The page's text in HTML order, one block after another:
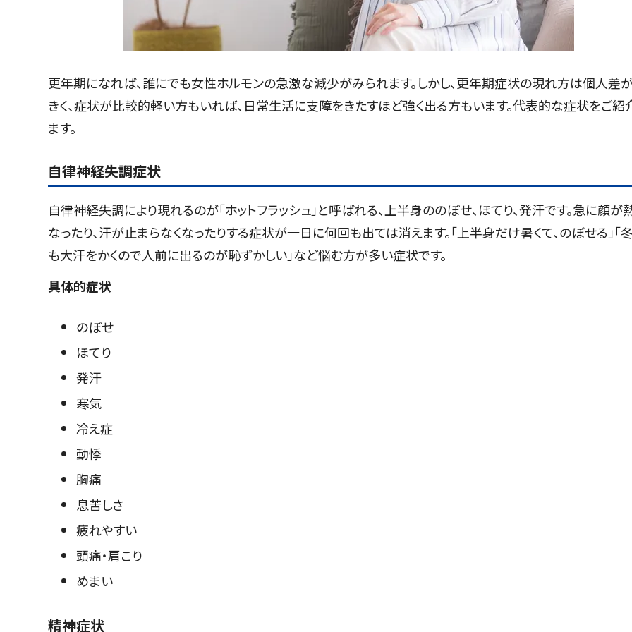
更年期になれば、誰にでも女性ホルモンの急激な減少がみられます。しかし、更年期症状の現れ方は個人差
きく、症状が比較的軽い方もいれば、日常生活に支障をきたすほど強く出る方もいます。代表的な症状をご紹
ます。
自律神経失調症状
自律神経失調により現れるのが「ホットフラッシュ」と呼ばれる、上半身ののぼせ、ほてり、発汗です。急に顔が
なったり、汗が止まらなくなったりする症状が一日に何回も出ては消えます。「上半身だけ暑くて、のぼせる」「
も大汗をかくので人前に出るのが恥ずかしい」など悩む方が多い症状です。
具体的症状
のぼせ
ほてり
発汗
寒気
冷え症
動悸
胸痛
息苦しさ
疲れやすい
頭痛・肩こり
めまい
精神症状